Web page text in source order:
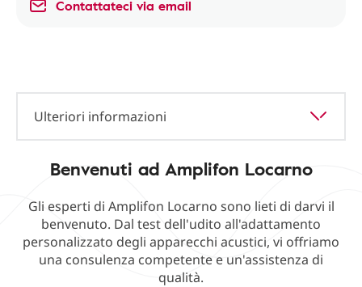
Contattateci via email
Ulteriori informazioni
Benvenuti ad Amplifon Locarno
Gli esperti di Amplifon Locarno sono lieti di darvi il
benvenuto. Dal test dell'udito all'adattamento
personalizzato degli apparecchi acustici, vi offriamo
una consulenza competente e un'assistenza di
qualità.